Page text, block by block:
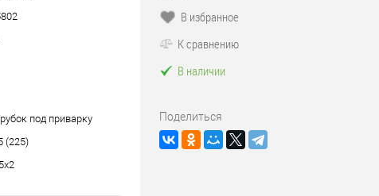
под приварку
(225)
В избранное
К сравнению
В наличии
Поделиться